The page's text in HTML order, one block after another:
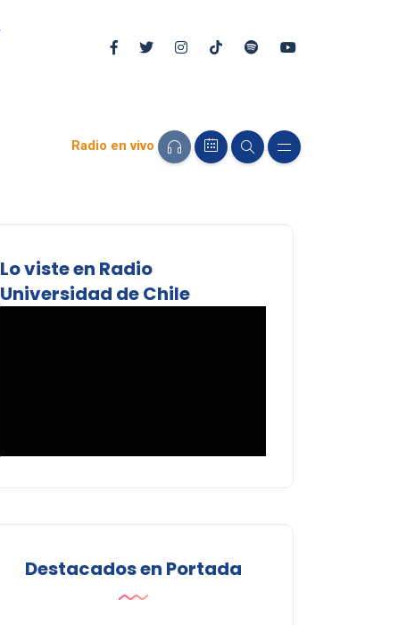
Radio en vivo
Lo viste en Radio
Universidad de Chile
Destacados en Portada